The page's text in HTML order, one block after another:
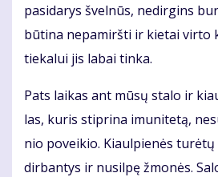
pa­si­da­rys švel­nūs, ne­dir­gins
bū­ti­na ne­pa­mirš­ti ir kie­tai vir­to
tie­ka­lui jis la­bai tin­ka.
Pats lai­kas ant mū­sų sta­lo ir
las, ku­ris stip­ri­na imu­ni­te­tą,
nio po­vei­kio. Kiaul­pie­nės
dir­ban­tys ir nu­sil­pę žmo­nės.